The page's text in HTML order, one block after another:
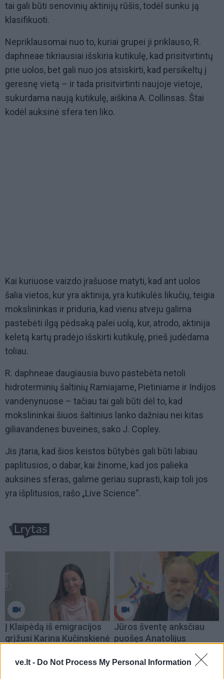
ve.lt - Do Not Process My Personal Information
tai gali būti senovinių aktinijų rūšis, todėl sunku ją
klasifikuoti.
Nepriklausomai nuo to, kuriai grupei ji priklauso, R.
daphneae tikriausiai išskiria kutikulę, kad prisitvirtintų
prie uolos, bet gali nuo jos atsiskirti, kad persikeltų į
geresnę vietą – ir tada prisitvirtinti naujoje vietoje,
sukurdama naują kutikulę, aiškina A. Collinsas. Štai
kodėl auksinė sfera ten liko.
Kai kuriuose vaizdo įrašuose matyti, kad ant uolos
šalia vietos, kur yra aktinija, yra kutikulės likučių, teigia
mokslininkas ir priduria, kad vienu atveju galima
pastebėti ilgą pėdsaką palei uolą, kur, atrodo, aktinija
keletą kartų pradėjo išskirti kutikulę, prieš judėdama
toliau.
R. daphneae daugiausia buvo pastebėta netoli
hidroterminių šaltinių Ramiajame, Pietiniame ir Indijos
vandenynuose – tačiau tai gali būti dėl to, kad
mokslininkai šiuos šaltinius lanko dažniau nei kitas
giliavandenes buveines, sako J. Copley.
Jis įtaria, kad šios keistos būtybės gali būti labiau
paplitusios, o dabar, kai žinome, kad jos palieka
auksines sferas, galime geriau suprasti, kaip toli jos
yra išplitusios, rašo „Live Science“.
Į Klaipėdą iš emigracijos
grįžusi Karina Kučinskienė
norą
Jūros šventę anksčiau
puošęs Anatolijus
užtenka